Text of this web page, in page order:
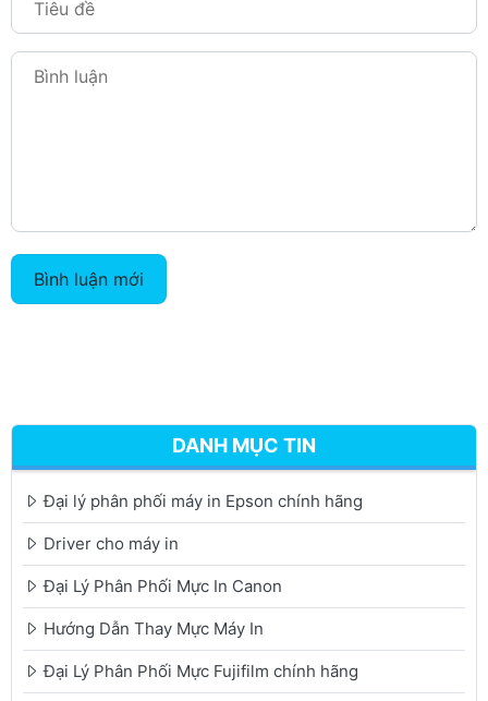
Bình luận mới
DANH MỤC TIN
Đại lý phân phối máy in Epson chính hãng
Driver cho máy in
Đại Lý Phân Phối Mực In Canon
Hướng Dẫn Thay Mực Máy In
Đại Lý Phân Phối Mực Fujifilm chính hãng